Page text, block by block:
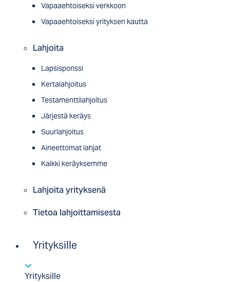
Vapaaehtoiseksi verkkoon
Vapaaehtoiseksi yrityksen kautta
Lahjoita
Lapsisponssi
Kertalahjoitus
Testamenttilahjoitus
Järjestä keräys
Suurlahjoitus
Aineettomat lahjat
Kaikki keräyksemme
Lahjoita yrityksenä
Tietoa lahjoittamisesta
Yrityksille
Yrityksille